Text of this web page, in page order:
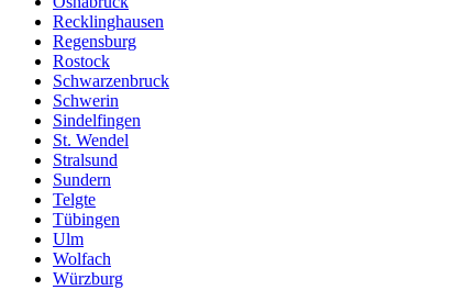
Recklinghausen
Regensburg
Rostock
Schwarzenbruck
Schwerin
Sindelfingen
St. Wendel
Stralsund
Sundern
Telgte
Tübingen
Ulm
Wolfach
Würzburg